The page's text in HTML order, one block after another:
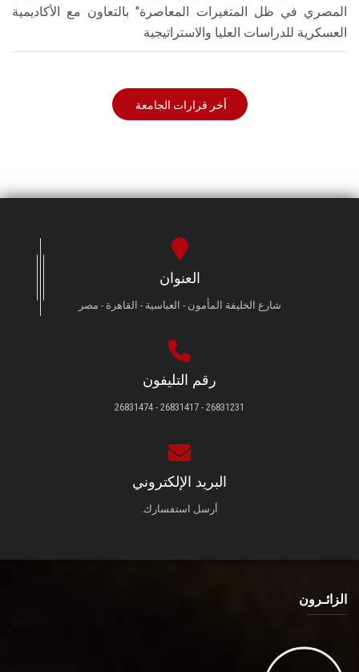
المصري في ظل المتغيرات المعاصرة" بالتعاون مع الأكاديمية
العسكرية للدراسات العليا والاستراتيجية
أخر قرارات الجامعة
العنوان
شارع الخليفة المأمون - العباسية - القاهرة - مصر
رقم التليفون
26831231 - 26831417 - 26831474
البريد الإلكتروني
أرسل استفسارك.
الزائـرون